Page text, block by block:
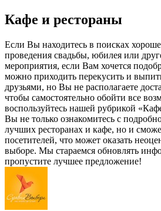
Кафе и рестораны
Если Вы находитесь в поисках
проведения свадьбы, юбилея или
мероприятия, если Вам хочется
можно приходить перекусить и
друзьями, но Вы не располагаете
чтобы самостоятельно обойти все
воспользуйтесь нашей рубрикой
Вы не только ознакомитесь с
лучших ресторанах и кафе, но и
посетителей, что может оказать
выборе. Мы стараемся обновлять
пропустите лучшее предложение!